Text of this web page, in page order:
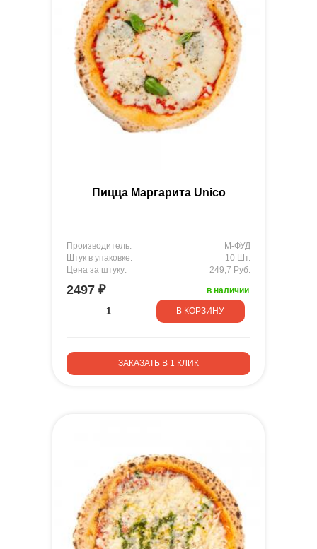
Пицца Маргарита Unico
Производитель:
М-ФУД
Штук в упаковке:
10 Шт.
Цена за штуку:
249,7 Руб.
2497 ₽ в наличии
В КОРЗИНУ
ЗАКАЗАТЬ В 1 КЛИК